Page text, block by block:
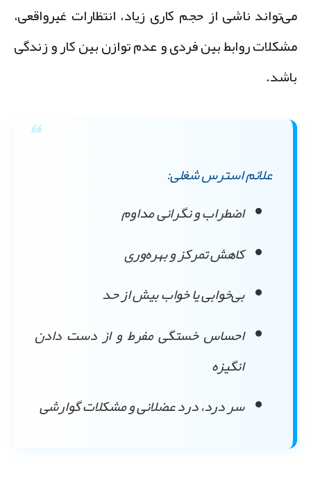
ناشی از حجم کاری زیاد، انتظارات غیرواقعی،
روابط بین فردی و عدم توازن بین کار و زندگی
علائم استرس شغلی:
اضطراب و نگرانی مداوم
کاهش تمرکز و بهره‌وری
بی‌خوابی یا خواب بیش از حد
احساس خستگی مفرط و از دست دادن
انگیزه
سر درد، درد عضلانی و مشکلات گوارشی